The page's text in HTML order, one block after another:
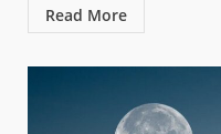
Read More